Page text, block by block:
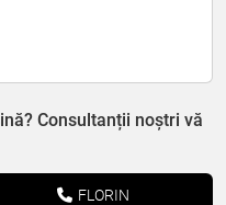
Consultanții noștri vă
FLORIN